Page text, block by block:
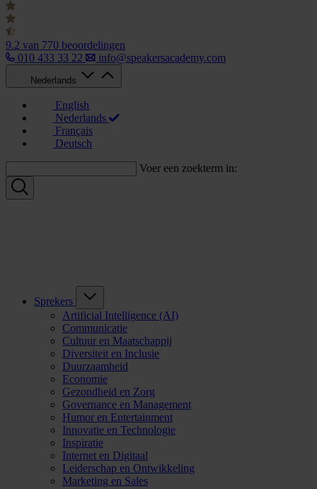
9.2 van 770 beoordelingen
010 433 33 22
info@speakersacademy.com
Nederlands
English
Nederlands
Français
Deutsch
Voer een zoekterm in:
Sprekers
Artificial Intelligence (AI)
Communicatie
Cultuur en Maatschappij
Diversiteit en Inclusie
Duurzaamheid
Economie
Gezondheid en Zorg
Governance en Management
Humor en Entertainment
Innovatie en Technologie
Inspiratie
Internet en Digitaal
Leiderschap en Ontwikkeling
Marketing en Sales